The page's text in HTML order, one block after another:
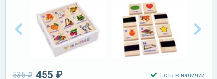
535 ₽ 455 ₽ Есть в наличии